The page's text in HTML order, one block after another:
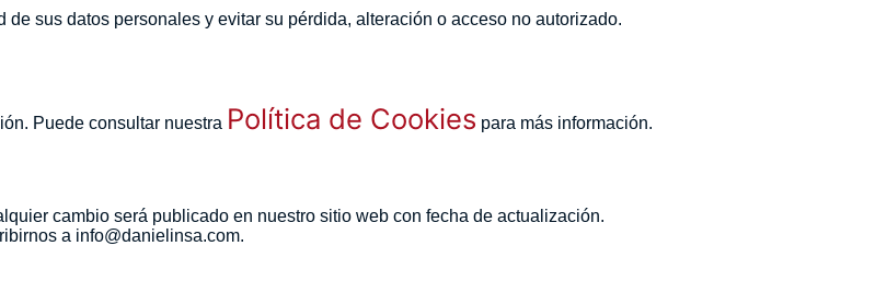
sus datos personales y evitar su pérdida, alteración o acceso no autorizado.
Puede consultar nuestra Política de Cookies para más información.
cambio será publicado en nuestro sitio web con fecha de actualización.
a info@danielinsa.com.